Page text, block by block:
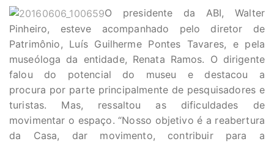
O presidente da ABI, Walter
Pinheiro, esteve acompanhado pelo diretor de
Patrimônio, Luís Guilherme Pontes Tavares, e pela
museóloga da entidade, Renata Ramos. O dirigente
falou do potencial do museu e destacou a
procura por parte principalmente de pesquisadores e
turistas. Mas, ressaltou as dificuldades de
movimentar o espaço. “Nosso objetivo é a reabertura
da Casa, dar movimento, contribuir para a